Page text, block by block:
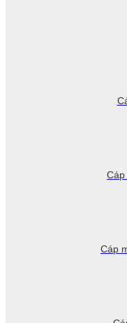
Cáp